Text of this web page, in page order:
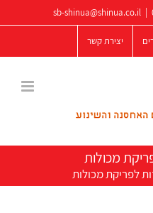
sb-shinua@shinua.co.il
יצירת קשר
מכולות
לפריקת מכולות